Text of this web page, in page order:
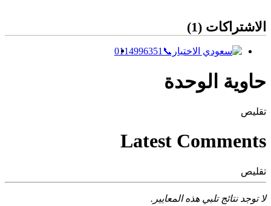
الاشتراكات (1)
حاوية الوحدة
تقليص
Latest Comments
تقليص
لا توجد نتائج تلبي هذه المعايير.